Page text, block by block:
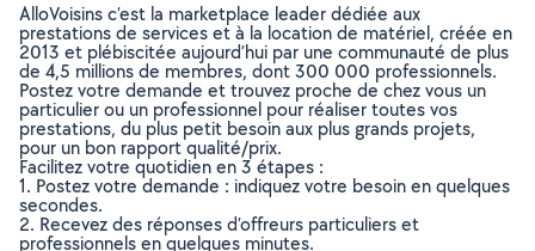
AlloVoisins c’est la marketplace leader dédiée aux
prestations de services et à la location de matériel, créée en
2013 et plébiscitée aujourd’hui par une communauté de plus
de 4,5 millions de membres, dont 300 000 professionnels.
Postez votre demande et trouvez proche de chez vous un
particulier ou un professionnel pour réaliser toutes vos
prestations, du plus petit besoin aux plus grands projets,
pour un bon rapport qualité/prix.
Facilitez votre quotidien en 3 étapes :
1. Postez votre demande : indiquez votre besoin en quelques
secondes.
2. Recevez des réponses d’offreurs particuliers et
professionnels en quelques minutes.